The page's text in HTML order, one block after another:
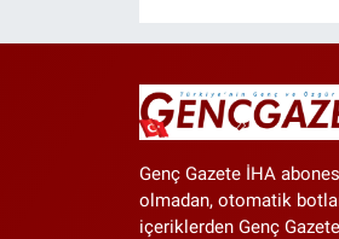
Genç Gazete İHA
olmadan, otomatik
içeriklerden Genç